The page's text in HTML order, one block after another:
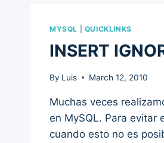
MYSQL QUICKLINKS
INSERT
By Luis March 12, 2010
Muchas veces
en MySQL. Para evitar
cuando esto no es